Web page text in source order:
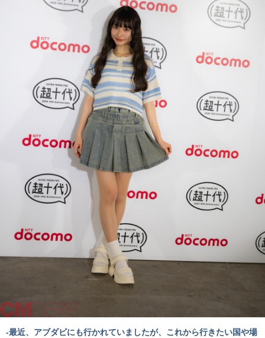
-最近、アブダビにも行かれていましたが、これから行きたい国や場